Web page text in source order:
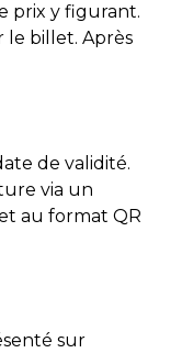
prix y figurant.
le billet. Après
de validité.
via un
au format QR
sur